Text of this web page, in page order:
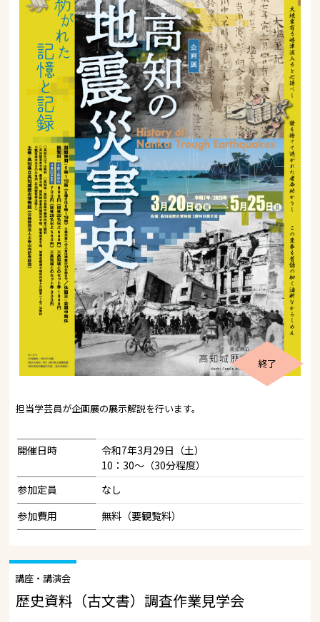
終了
担当学芸員が企画展の展示解説を行います。
開催日時
令和7年3月29日（土）
10：30～（30分程度）
参加定員
なし
参加費用
無料（要観覧料）
講座・講演会
歴史資料（古文書）調査作業見学会